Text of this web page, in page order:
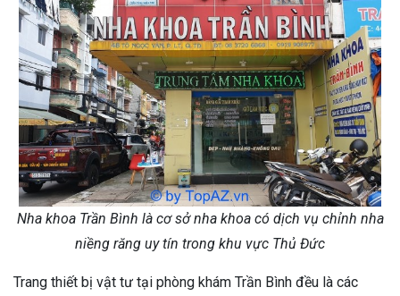
Nha khoa Trần Bình là cơ sở nha khoa có dịch vụ chỉnh nha
niềng răng uy tín trong khu vực Thủ Đức
Trang thiết bị vật tư tại phòng khám Trần Bình đều là các